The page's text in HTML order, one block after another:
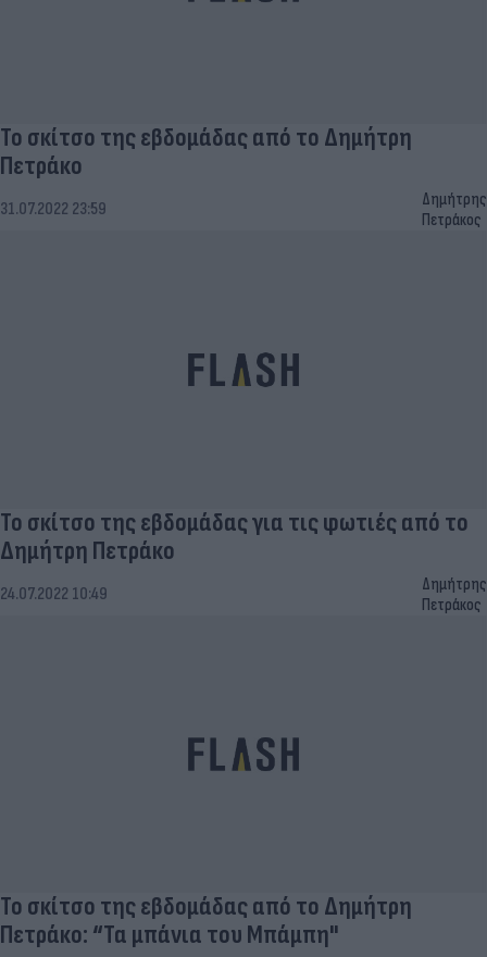
Το σκίτσο της εβδομάδας από το Δημήτρη
Πετράκο
31.07.2022 23:59
Δημήτρης
Πετράκος
Το σκίτσο της εβδομάδας για τις φωτιές από το
Δημήτρη Πετράκο
24.07.2022 10:49
Δημήτρης
Πετράκος
Το σκίτσο της εβδομάδας από το Δημήτρη
Πετράκο: “Τα μπάνια του Μπάμπη"